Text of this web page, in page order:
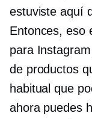
estuviste aquí
Entonces, eso
para
de productos
habitual que
ahora puedes